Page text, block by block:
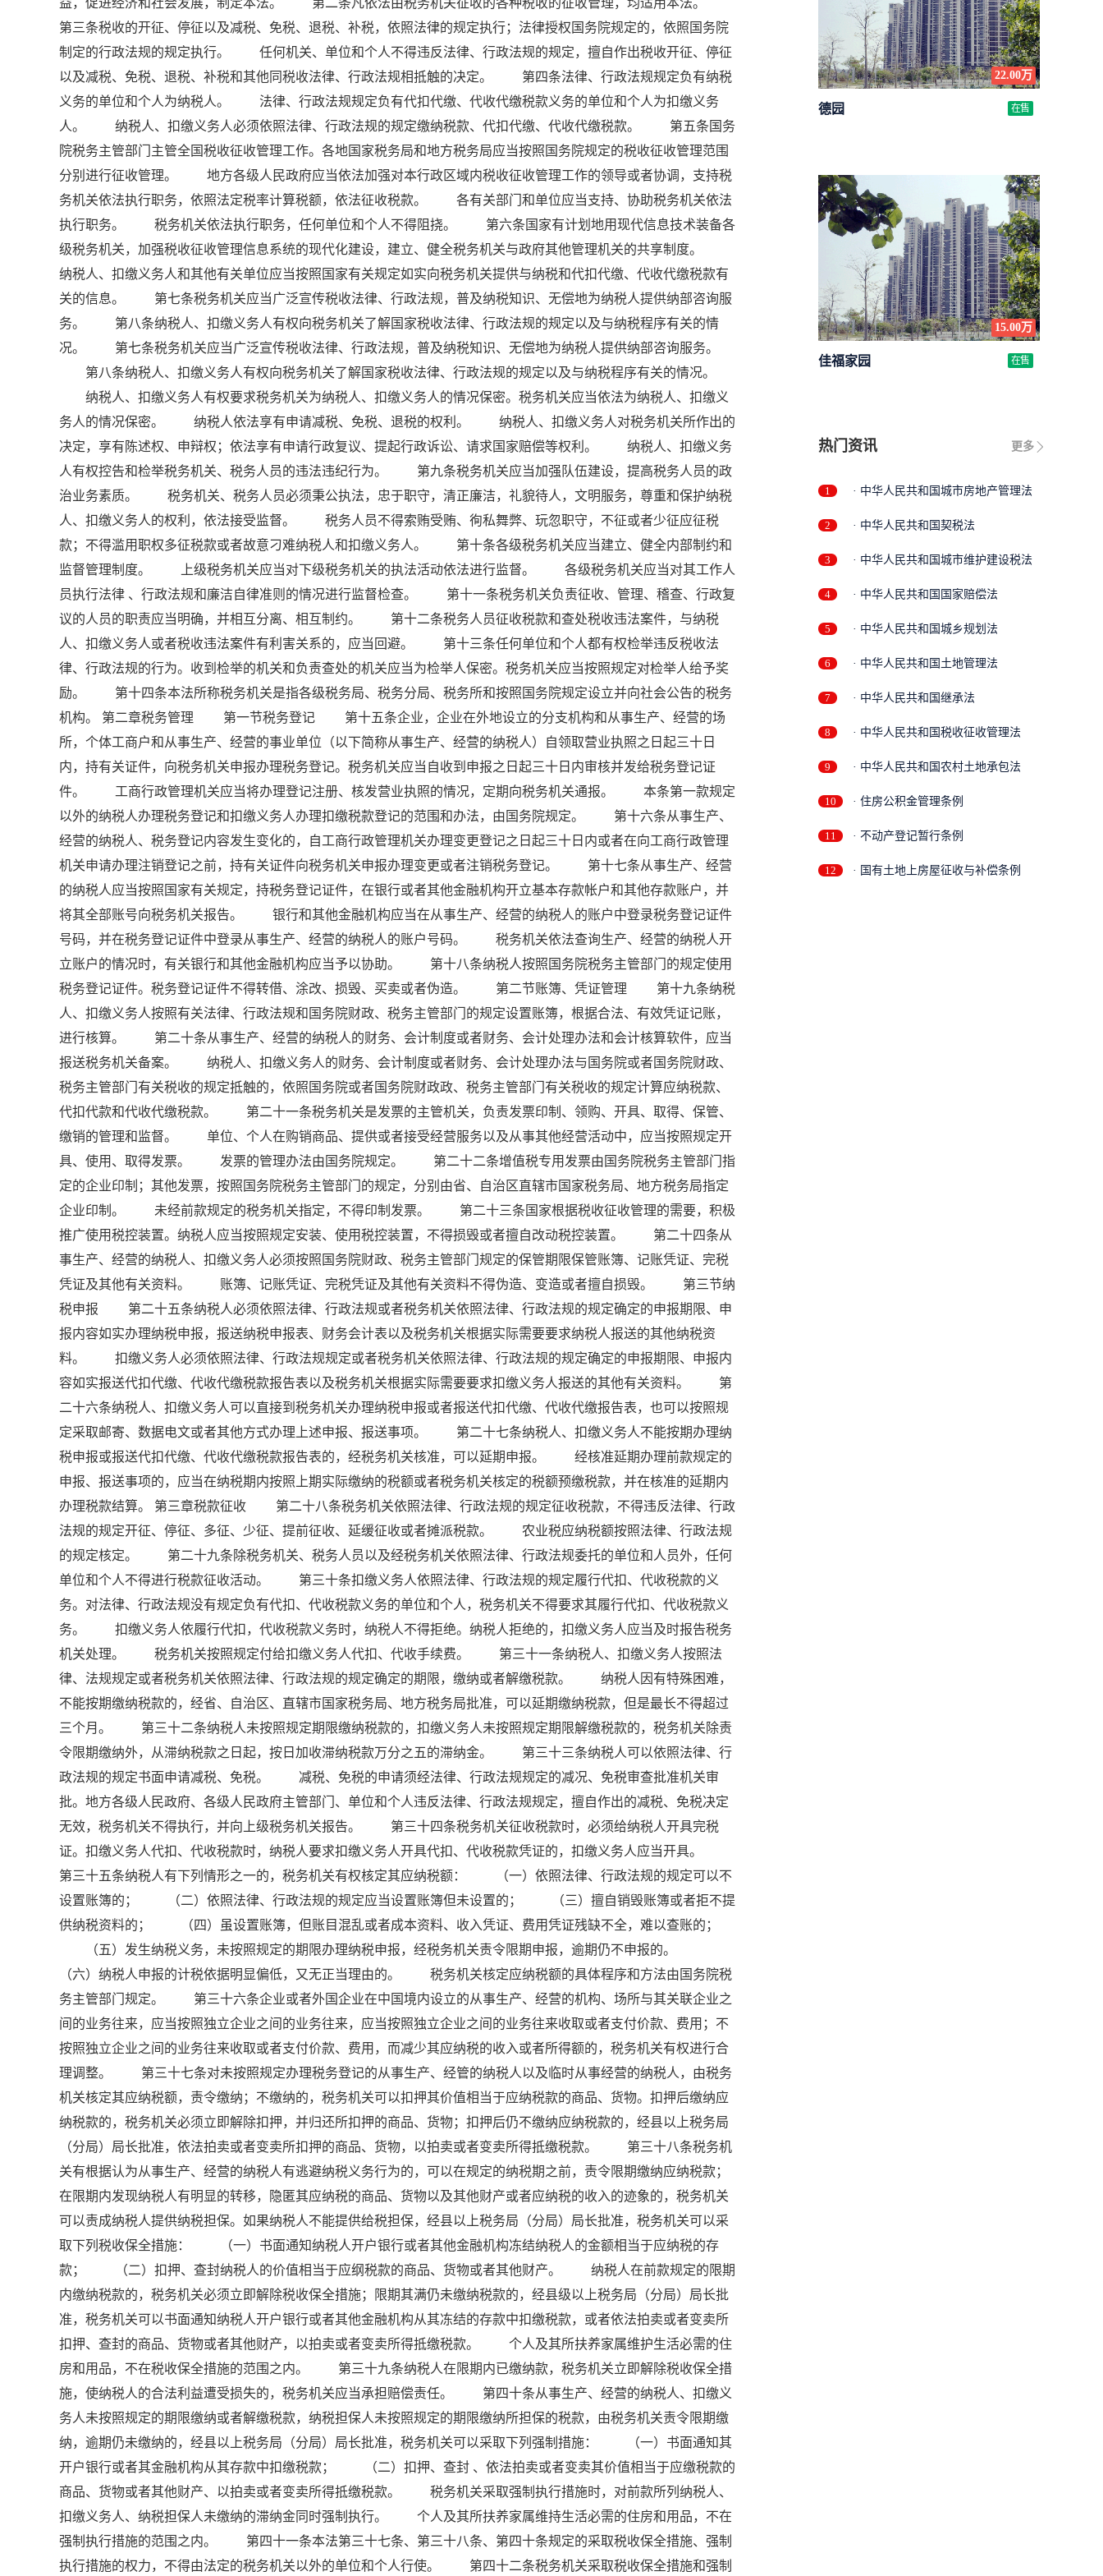
22.00万
德园 在售
15.00万
佳福家园 在售
更多
热门资讯
1 · 中华人民共和国城市房地产管理法
2 · 中华人民共和国契税法
3 · 中华人民共和国城市维护建设税法
4 · 中华人民共和国国家赔偿法
5 · 中华人民共和国城乡规划法
6 · 中华人民共和国土地管理法
7 · 中华人民共和国继承法
8 · 中华人民共和国税收征收管理法
9 · 中华人民共和国农村土地承包法
10 · 住房公积金管理条例
11 · 不动产登记暂行条例
12 · 国有土地上房屋征收与补偿条例